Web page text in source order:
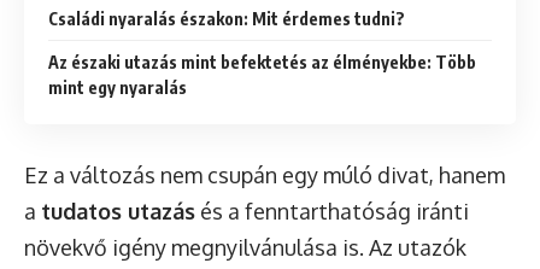
Családi nyaralás északon: Mit érdemes tudni?
Az északi utazás mint befektetés az élményekbe: Több
mint egy nyaralás
Ez a változás nem csupán egy múló divat, hanem
a tudatos utazás és a fenntarthatóság iránti
növekvő igény megnyilvánulása is. Az utazók